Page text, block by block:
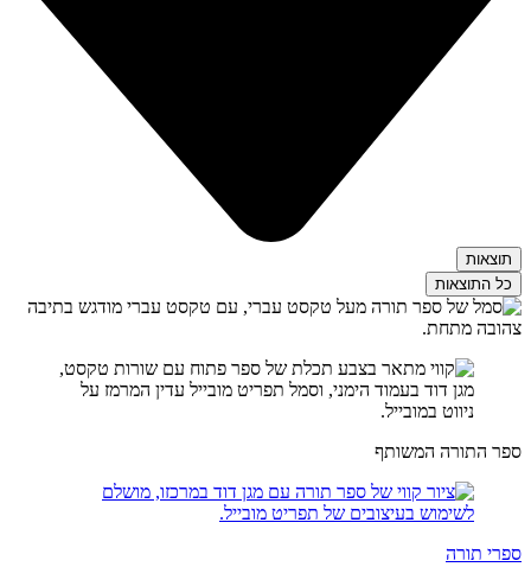
תוצאות
כל התוצאות
ספר התורה המשותף
ספרי תורה